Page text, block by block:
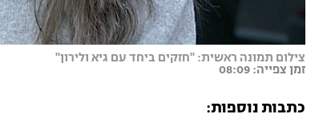
צילום תמונה ראשית: "חזקים ביחד עם גיא ולירון"
זמן צפייה: 08:09
כתבות נוספות: